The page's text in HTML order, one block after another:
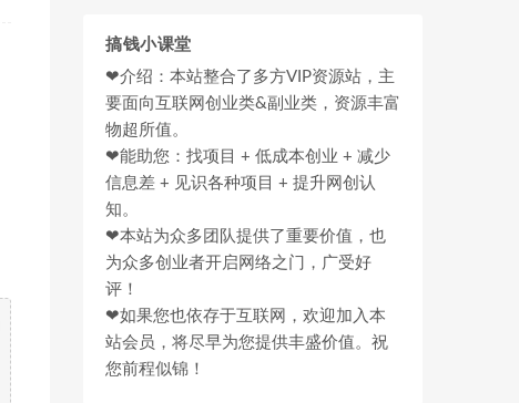
搞钱小课堂
❤介绍：本站整合了多方VIP资源站，主
要面向互联网创业类&副业类，资源丰富
物超所值。
❤能助您：找项目 + 低成本创业 + 减少
信息差 + 见识各种项目 + 提升网创认
知。
❤本站为众多团队提供了重要价值，也
为众多创业者开启网络之门，广受好
评！
❤如果您也依存于互联网，欢迎加入本
站会员，将尽早为您提供丰盛价值。祝
您前程似锦！